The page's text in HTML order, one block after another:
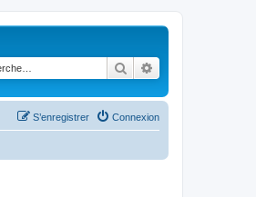
Rechercher
Connexion
S’enregistrer